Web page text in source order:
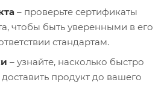
– проверьте сертификаты
чтобы быть уверенными в его
стандартам.
– узнайте, насколько быстро
продукт до вашего